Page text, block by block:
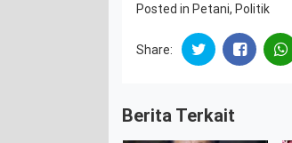
Posted in Petani, Politik
Share:
Berita Terkait